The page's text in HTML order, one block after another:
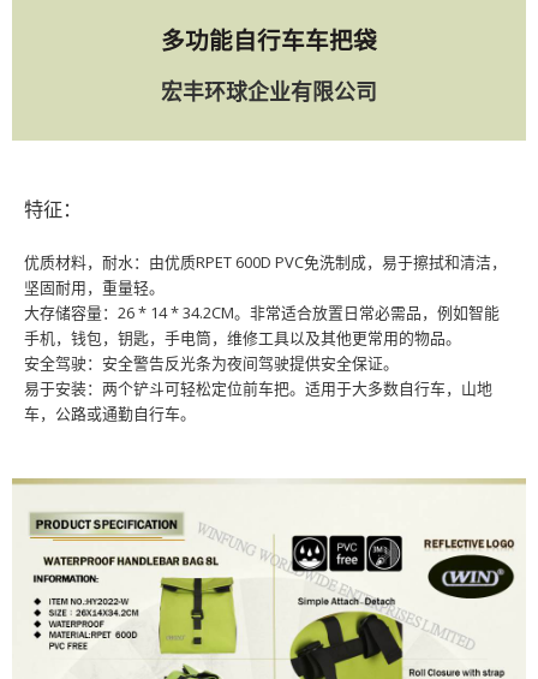
多功能自行车车把袋
宏丰环球企业有限公司
特征：
优质材料，耐水：由优质RPET 600D PVC免洗制成，易于擦拭和清洁，
坚固耐用，重量轻。
大存储容量：26 * 14 * 34.2CM。非常适合放置日常必需品，例如智能
手机，钱包，钥匙，手电筒，维修工具以及其他更常用的物品。
安全驾驶：安全警告反光条为夜间驾驶提供安全保证。
易于安装：两个铲斗可轻松定位前车把。适用于大多数自行车，山地
车，公路或通勤自行车。